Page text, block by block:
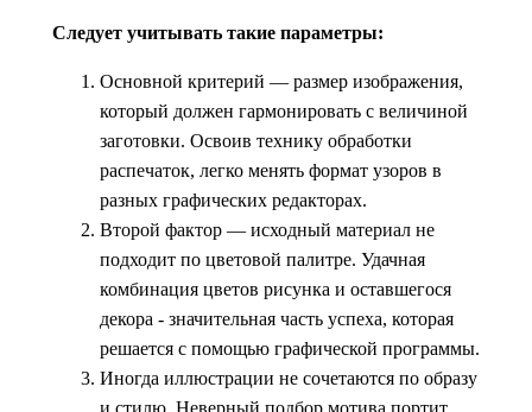
Следует учитывать такие параметры:
Основной критерий — размер изображения,
который должен гармонировать с величиной
заготовки. Освоив технику обработки
распечаток, легко менять формат узоров в
разных графических редакторах.
Второй фактор — исходный материал не
подходит по цветовой палитре. Удачная
комбинация цветов рисунка и оставшегося
декора - значительная часть успеха, которая
решается с помощью графической программы.
Иногда иллюстрации не сочетаются по образу
и стилю. Неверный подбор мотива портит